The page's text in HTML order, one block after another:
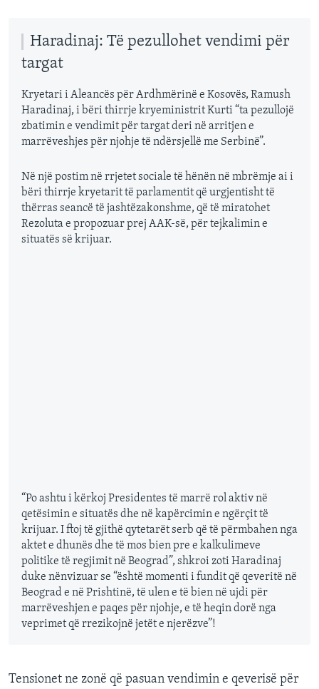
Haradinaj: Të pezullohet vendimi për
targat
Kryetari i Aleancës për Ardhmërinë e Kosovës, Ramush
Haradinaj, i bëri thirrje kryeministrit Kurti “ta pezullojë
zbatimin e vendimit për targat deri në arritjen e
marrëveshjes për njohje të ndërsjellë me Serbinë”.
Në një postim në rrjetet sociale të hënën në mbrëmje ai i
bëri thirrje kryetarit të parlamentit që urgjentisht të
thërras seancë të jashtëzakonshme, që të miratohet
Rezoluta e propozuar prej AAK-së, për tejkalimin e
situatës së krijuar.
“Po ashtu i kërkoj Presidentes të marrë rol aktiv në
qetësimin e situatës dhe në kapërcimin e ngërçit të
krijuar. I ftoj të gjithë qytetarët serb që të përmbahen nga
aktet e dhunës dhe të mos bien pre e kalkulimeve
politike të regjimit në Beograd”, shkroi zoti Haradinaj
duke nënvizuar se “është momenti i fundit që qeveritë në
Beograd e në Prishtinë, të ulen e të bien në ujdi për
marrëveshjen e paqes për njohje, e të heqin dorë nga
veprimet që rrezikojnë jetët e njerëzve”!
Tensionet ne zonë që pasuan vendimin e qeverisë për